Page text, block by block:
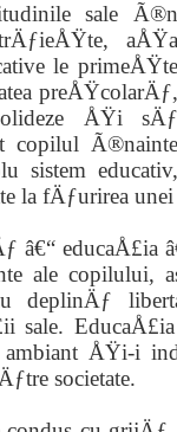
sale Ã®n
aÅŸa
le primeÅŸte
preÅŸcolarÄƒ,
ÅŸi sÄƒ
copilul Ã®nainte
sistem educativ,
la fÄƒurirea
â€“ educaÅ£ia
ale copilului,
deplinÄƒ
sale.
ÅŸi-i
societate.